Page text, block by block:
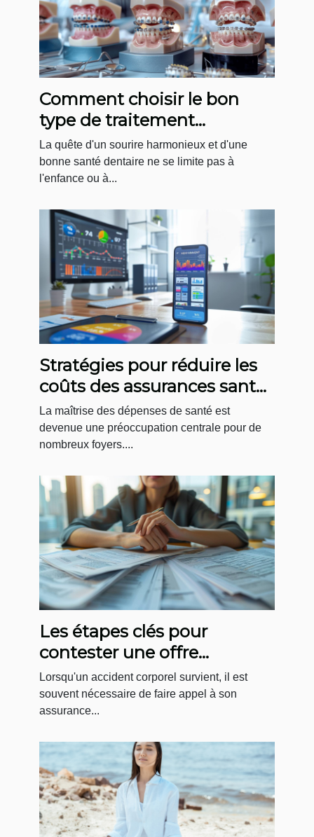
Comment choisir le bon
type de traitement
orthodontique pour adultes
La quête d'un sourire harmonieux et d'une
bonne santé dentaire ne se limite pas à
l'enfance ou à...
Stratégies pour réduire les
coûts des assurances santé
grâce aux comparateurs en
ligne
La maîtrise des dépenses de santé est
devenue une préoccupation centrale pour de
nombreux foyers....
Les étapes clés pour
contester une offre
d'assurance après un
accident corporel
Lorsqu'un accident corporel survient, il est
souvent nécessaire de faire appel à son
assurance...